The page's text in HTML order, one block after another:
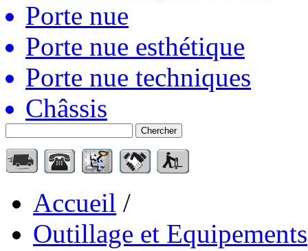
Porte nue
Porte nue esthétique
Porte nue techniques
Châssis
Chercher
Accueil /
Outillage et Equipements